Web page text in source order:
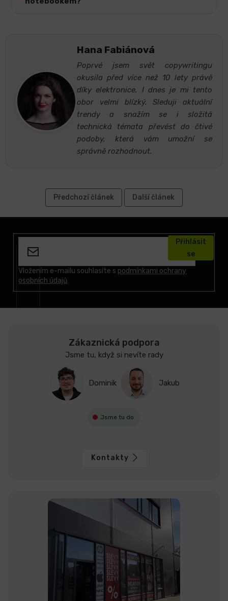
Hana Fabiánová
Poprvé jsem svět copywritingu
okusila před více než 10 lety právě
díky elektronice. I dnes je mi tento
obor velmi blízký. Sleduji aktuální
trendy a snažím se i složitá
technická témata převést do čtivé
podoby, která vám umožní se
správně rozhodnout.
Předchozí článek Další článek
Vložením e-mailu souhlasíte s podmínkami ochrany
osobních údajů
Přihlásit
se
Zákaznická podpora
Jsme tu, když si nevíte rady
Dominik Jakub
Jsme tu do
Kontakty